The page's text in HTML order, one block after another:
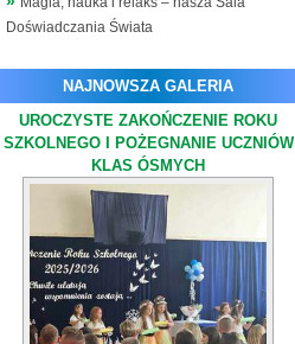
Doświadczania Świata
NAJNOWSZA GALERIA
UROCZYSTE ZAKOŃCZENIE ROKU
SZKOLNEGO I POŻEGNANIE UCZNIÓW
KLAS ÓSMYCH